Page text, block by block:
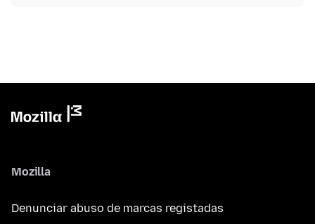
Mozilla
Denunciar abuso de marcas registadas